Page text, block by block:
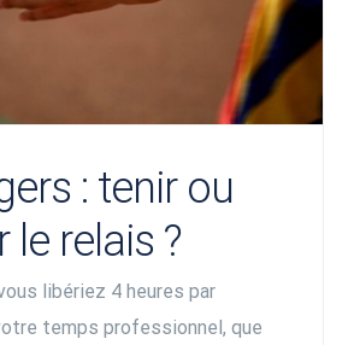
: tenir ou
le relais ?
libériez 4 heures par
temps professionnel, que